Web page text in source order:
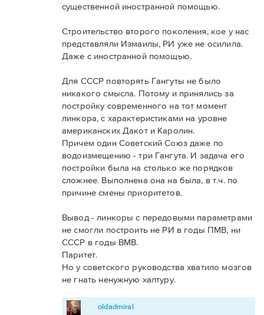
существенной иностранной помощью.
Строительство второго поколения, кое у нас
представляли Измаилы, РИ уже не осилила.
Даже с иностранной помощью.
Для СССР повторять Гангуты не было
никакого смысла. Потому и принялись за
постройку современного на тот момент
линкора, с характеристиками на уровне
американских Дакот и Каролин.
Причем один Советский Союз даже по
водоизмещению - три Гангута. И задача его
постройки была на столько же порядков
сложнее. Выполнена она на была, в т.ч. по
причине смены приоритетов.
Вывод - линкоры с передовыми параметрами
не смогли построить не РИ в годы ПМВ, ни
СССР в годы ВМВ.
Паритет.
Но у советского руководства хватило мозгов
не гнать ненужную халтуру.
oldadmiral